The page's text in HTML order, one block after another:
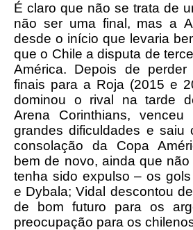
É claro que não se trata de
não ser uma final, mas a
desde o início que levaria
que o Chile a disputa de
América. Depois de
finais para a Roja (2015 e
dominou o rival na tarde
Arena Corinthians,
grandes dificuldades e saiu
consolação da Copa
bem de novo, ainda que
tenha sido expulso – os
e Dybala; Vidal descontou
de bom futuro para os
preocupação para os